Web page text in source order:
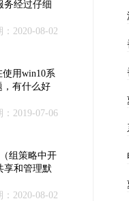
务经过仔细
2020-08-02
用win10系
，有什么好
2019-07-06
组策略中开
享和管理默
2020-08-02